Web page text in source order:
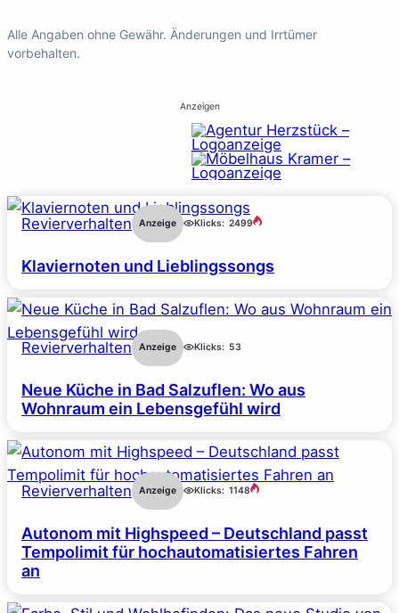
Alle Angaben ohne Gewähr. Änderungen und Irrtümer
vorbehalten.
Anzeigen
Revierverhalten Anzeige Klicks: 2499
Klaviernoten und Lieblingssongs
Revierverhalten Anzeige Klicks: 53
Neue Küche in Bad Salzuflen: Wo aus
Wohnraum ein Lebensgefühl wird
Revierverhalten Anzeige Klicks: 1148
Autonom mit Highspeed – Deutschland passt
Tempolimit für hochautomatisiertes Fahren
an